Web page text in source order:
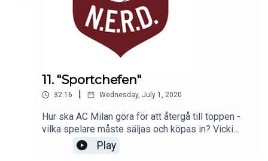
11. "Sportchefen"
32:16 | Wednesday, July 1, 2020
Hur ska AC Milan göra för att återgå till toppen -
vilka spelare måste säljas och köpas in? Vicki
Blommé har fått rollen som Milans nya sportchef
och hon berättar sina planer i detta avsnitt
Play